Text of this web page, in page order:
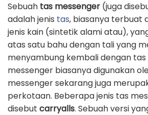
Sebuah tas messenger (juga
adalah jenis tas, biasanya terbuat
jenis kain (sintetik alami atau),
atas satu bahu dengan tali yang
menyambung kembali dengan tas
messenger biasanya digunakan
messenger sekarang juga
perkotaan. Beberapa jenis tas
disebut carryalls. Sebuah versi